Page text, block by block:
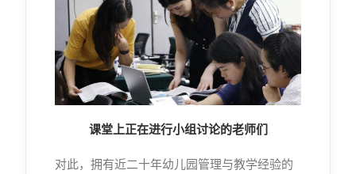
课堂上正在进行小组讨论的老师们
对此，拥有近二十年幼儿园管理与教学经验的